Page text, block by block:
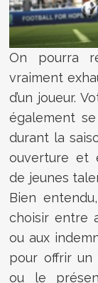
On pourra
vraiment
d’un joueur.
également
durant la
ouverture et
de jeunes
Bien
choisir entre
ou aux
pour offrir un
ou le